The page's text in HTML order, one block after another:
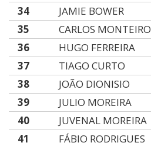
34
JAMIE BOWER
35
CARLOS MONTEIRO
36
HUGO FERREIRA
37
TIAGO CURTO
38
JOÃO DIONISIO
39
JULIO MOREIRA
40
JUVENAL MOREIRA
41
FÁBIO RODRIGUES